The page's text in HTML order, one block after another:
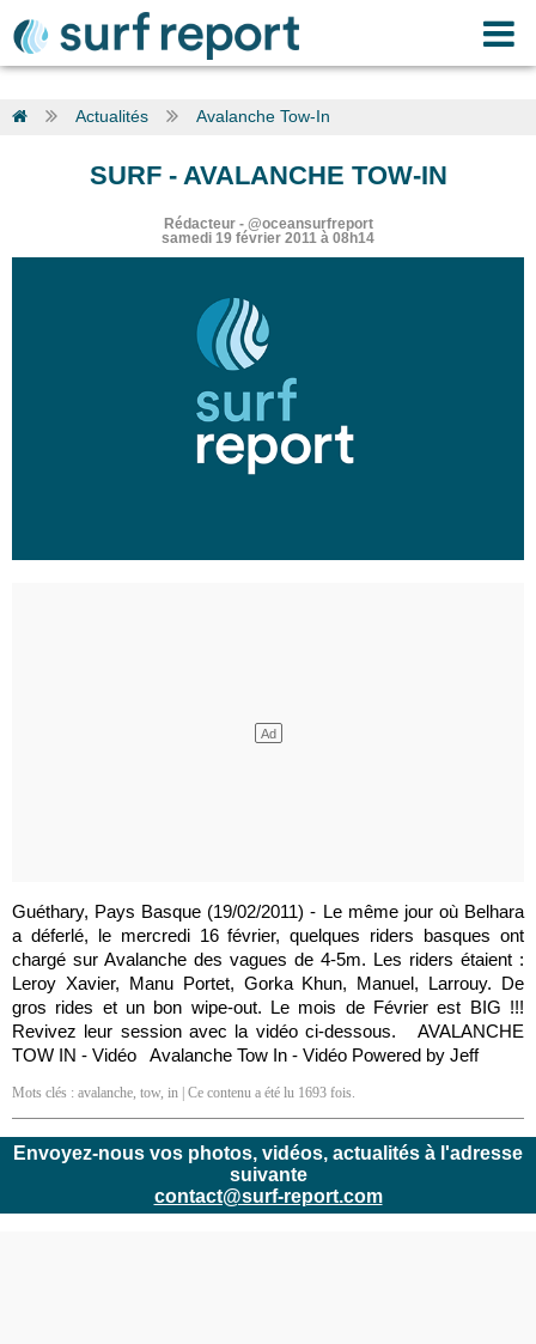
Actualités Avalanche Tow-In
SURF- AVALANCHE TOW-IN
Rédacteur- @oceansurfreport
samedi 19 février 2011 à 08h14
Guéthary, Pays Basque (19/02/2011) - Le même jour où Belhara
a déferlé, le mercredi 16 février, quelques riders basques ont
chargé sur Avalanche des vagues de 4-5m. Les riders étaient :
Leroy Xavier, Manu Portet, Gorka Khun, Manuel, Larrouy. De
gros rides et un bon wipe-out. Le mois de Février est BIG !!!
Revivez leur session avec la vidéo ci-dessous. AVALANCHE
TOW IN - Vidéo Avalanche Tow In - Vidéo Powered by Jeff
Mots clés : avalanche, tow, in | Ce contenu a été lu 1693 fois.
Envoyez-nous vos photos, vidéos, actualités à l'adresse
suivante
contact@surf-report.com